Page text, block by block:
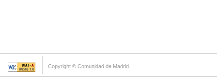
Copyright © Comunidad de Madrid.